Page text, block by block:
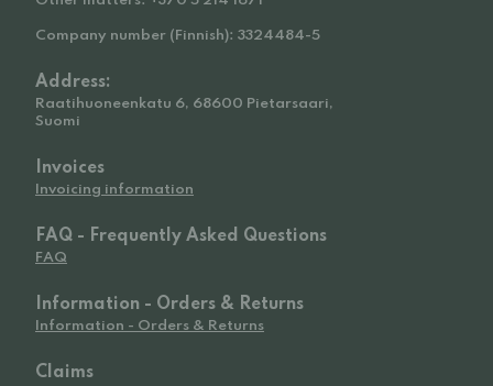
Company number (Finnish): 3324484-5
Address:
Raatihuoneenkatu 6, 68600 Pietarsaari,
Suomi
Invoices
Invoicing information
FAQ - Frequently Asked Questions
FAQ
Information - Orders & Returns
Information - Orders & Returns
Claims